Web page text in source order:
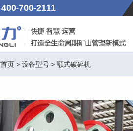
400-700-2111
首页 > 设备型号 > 颚式破碎机